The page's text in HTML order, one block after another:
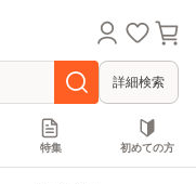
詳細検索
特集 初めての方